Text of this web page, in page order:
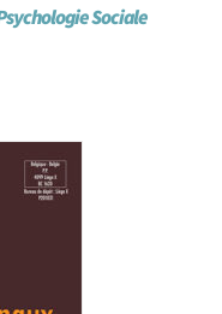
Sociale